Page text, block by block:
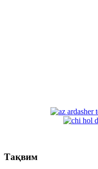
Тақвим